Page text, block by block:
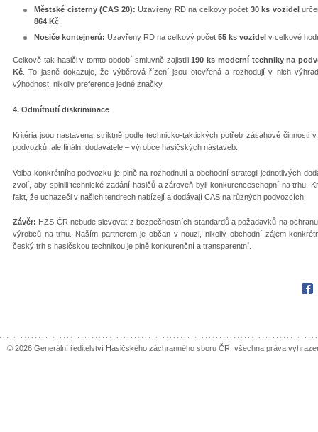
Městské cisterny (CAS 20): Uzavřeny RD na celkový počet 30 ks vozidel
864 Kč.
Nosiče kontejnerů: Uzavřeny RD na celkový počet 55 ks vozidel v celkové
Celkově tak hasiči v tomto období smluvně zajistili190 ks moderní techniky na
Kč. To jasně dokazuje, že výběrová řízení jsou otevřená a rozhodují v nich
výhodnost, nikoliv preference jedné značky.
4. Odmítnutí diskriminace
Kritéria jsou nastavena striktně podle technicko-taktických potřeb zásahové
podvozků, ale finální dodavatele – výrobce hasičských nástaveb.
Volba konkrétního podvozku je plně na rozhodnutí a obchodní strategii jednotlivých
zvolí, aby splnili technické zadání hasičů a zároveň byli konkurenceschopní na trhu.
fakt, že uchazeči v našich tendrech nabízejí a dodávají CAS na různých podvozcích.
Závěr: HZS ČR nebude slevovat z bezpečnostních standardů a požadavků na
výrobců na trhu. Naším partnerem je občan v nouzi, nikoliv obchodní zájem
český trh s hasičskou technikou je plně konkurenční a transparentní.
© 2026 Generální ředitelství Hasičského záchranného sboru ČR, všechna práva